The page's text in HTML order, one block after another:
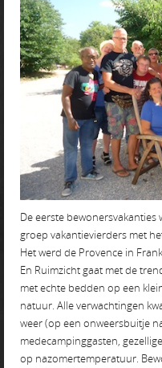
De eerste
groep vakantievierders met
Het werd de Provence in
En Ruimzicht gaat met de
met echte bedden op een
natuur. Alle verwachtingen
weer (op een onweersbuitje
medecampinggasten,
op nazomertemperatuur.